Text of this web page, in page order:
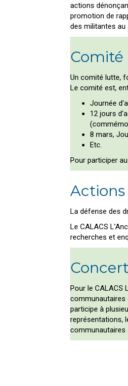
actions
promotion de
des militantes au
Un comité lutte,
Le comité est,
Journée
12 jours
8 mars,
Etc.
Pour participer
La défense des
Le CALACS
recherches et
Pour le CALACS
communautaires
participe à
représentations,
communautaires